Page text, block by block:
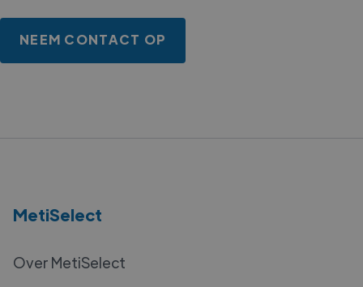
NEEM CONTACT OP
MetiSelect
Over MetiSelect